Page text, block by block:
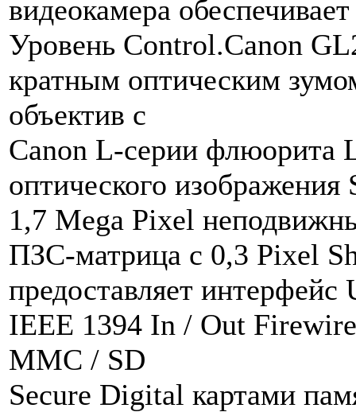
видеокамера
Уровень Control.Canon
кратным оптическим
объектив с
Canon L-серии флюорита
оптического
1,7 Mega Pixel
ПЗС-матрица с 0,3 Pixel
предоставляет
IEEE 1394 In / Out
MMC / SD
Secure Digital картами